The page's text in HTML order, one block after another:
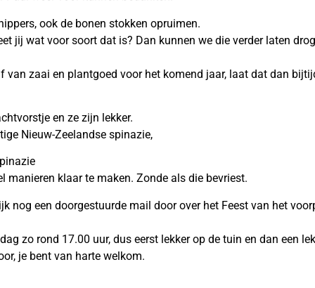
ook de bonen stokken opruimen.
jij wat voor soort dat is? Dan kunnen we die verder laten
van zaai en plantgoed voor het komend jaar, laat dat dan
en ze zijn lekker.
Nieuw-Zeelandse spinazie,
manieren klaar te maken. Zonde als die bevriest.
nog een doorgestuurde mail door over het Feest van het
zo rond 17.00 uur, dus eerst lekker op de tuin en dan een
je bent van harte welkom.